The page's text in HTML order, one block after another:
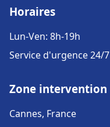
Horaires
Lun-Ven: 8h-19h
Service d'urgence 24/7
Zone intervention
Cannes, France